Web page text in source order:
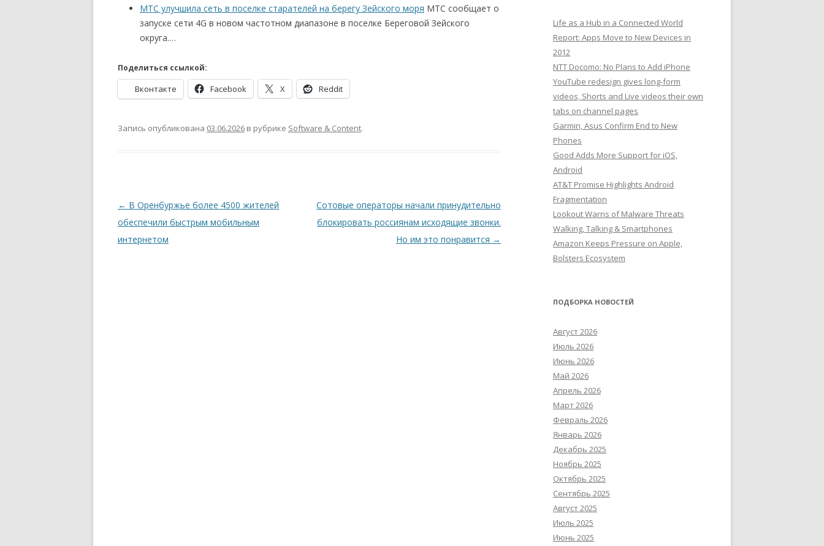
МТС улучшила сеть в поселке старателей на берегу Зейского моря МТС сообщает о
запуске сети 4G в новом частотном диапазоне в поселке Береговой Зейского
округа.…
Поделиться ссылкой:
Вконтакте Facebook X Reddit
Запись опубликована 03.06.2026 в рубрике Software & Content.
Навигация
по
записям
← В Оренбуржье более 4500 жителей
обеспечили быстрым мобильным
интернетом
Сотовые операторы начали принудительно
блокировать россиянам исходящие звонки.
Но им это понравится →
Life as a Hub in a Connected World
Report: Apps Move to New Devices in
2012
NTT Docomo: No Plans to Add iPhone
YouTube redesign gives long-form
videos, Shorts and Live videos their own
tabs on channel pages
Garmin, Asus Confirm End to New
Phones
Good Adds More Support for iOS,
Android
AT&T Promise Highlights Android
Fragmentation
Lookout Warns of Malware Threats
Walking, Talking & Smartphones
Amazon Keeps Pressure on Apple,
Bolsters Ecosystem
ПОДБОРКА НОВОСТЕЙ
Август 2026
Июль 2026
Июнь 2026
Май 2026
Апрель 2026
Март 2026
Февраль 2026
Январь 2026
Декабрь 2025
Ноябрь 2025
Октябрь 2025
Сентябрь 2025
Август 2025
Июль 2025
Июнь 2025